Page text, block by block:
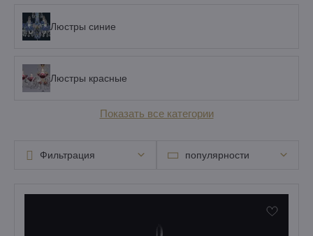
Люстры синие
Люстры красные
Показать все категории
популярности
Фильтрация